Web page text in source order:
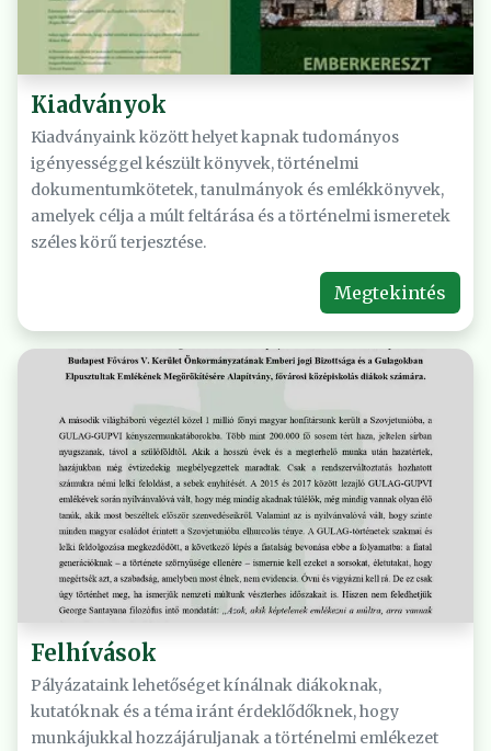
Kiadványok
Kiadványaink között helyet kapnak tudományos
igényességgel készült könyvek, történelmi
dokumentumkötetek, tanulmányok és emlékkönyvek,
amelyek célja a múlt feltárása és a történelmi ismeretek
széles körű terjesztése.
Megtekintés
Felhívások
Pályázataink lehetőséget kínálnak diákoknak,
kutatóknak és a téma iránt érdeklődőknek, hogy
munkájukkal hozzájáruljanak a történelmi emlékezet